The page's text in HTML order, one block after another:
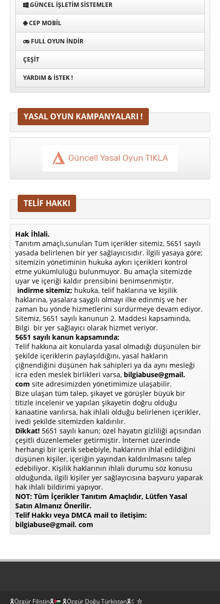
GÜNCEL İŞLETIM SISTEMLER
CEP MOBIL
FULL OYUN İNDIR
ÇEŞIT
YARDIM & İSTEK !
YASAL OYUN KAMPANYALARI !
TELİF HAKKI
Hak İhlali.
Tanıtım amaçlı,sunulan Tüm içerikler sitemiz, 5651 sayılı
yasada belirlenen bir yer sağlayıcısıdır. İlgili yasaya göre;
sitemizin yönetiminin hukuka aykırı içerikleri kontrol
etme yükümlülüğü bulunmuyor. Bu amaçla sitemizde
uyar ve içeriği kaldır prensibini benimsenmiştir.
indirme sitemiz; hukuka, telif haklarına ve kişilik
haklarına, yasalara saygılı olmayı ilke edinmiş ve her
zaman bu yönde hizmetlerini sürdürmeye devam ediyor.
Sitemiz, 5651 sayılı kanunun 2. Maddesi kapsamında,
Bilgi bir yer sağlayıcı olarak hizmet veriyor.
5651 sayılı kanun kapsamında;
Telif hakkına ait konularda yasal olmadığı düşünülen bir
şekilde içeriklerin paylaşıldığını, yasal hakların
çiğnendiğini düşünen hak sahipleri ya da aynı mesleği
icra eden meslek birlikleri varsa, bilgiabuse@gmail.
com site adresimizden yönetimimize ulaşabilir.
Bize ulaşan tüm talep, şikayet ve görüşler büyük bir
titizle incelenir ve yapılan şikayetin doğru olduğu
kanaatine varılırsa, hak ihlali olduğu belirlenen içerikler,
ivedi şekilde sitemizden kaldırılır.
Dikkat! 5651 sayılı kanun; özel hayatın gizliliği açısından
çeşitli düzenlemeler getirmiştir. İnternet üzerinde
herhangi bir içerik sebebiyle, haklarının ihlal edildiğini
düşünen kişiler, içeriğin yayından kaldırılmasını talep
edebiliyor. Kişilik haklarının ihlali durumu söz konusu
olduğunda, ilgili kişiler yer sağlayıcısına başvuru yaparak
hak ihlali bildirimi yapıyor.
NOT: Tüm İçerikler Tanıtım Amaçlıdır, Lütfen Yasal
Satın Almanız Önerilir.
Telif Hakkı veya DMCA mail to iletişim:
bilgiabuse@gmail. com
🎗Özgür Filistin🎗 🎗Özgür Doğu Türkistan🎗☾☆